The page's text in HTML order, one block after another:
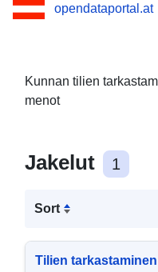
opendataportal.at
Kunnan tilien
menot
Jakelut 1
Sort
Tilien